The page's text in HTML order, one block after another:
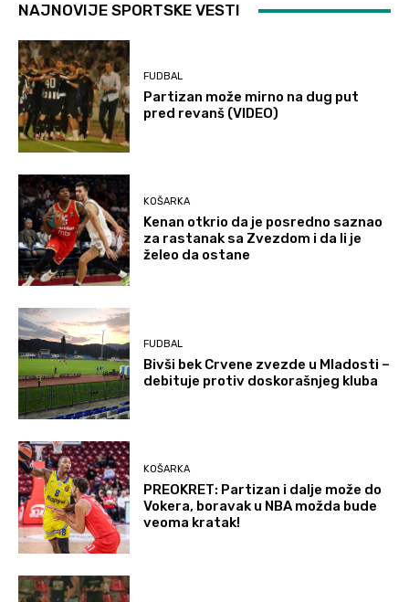
NAJNOVIJE SPORTSKE VESTI
FUDBAL
Partizan može mirno na dug put
pred revanš (VIDEO)
KOŠARKA
Kenan otkrio da je posredno saznao
za rastanak sa Zvezdom i da li je
želeo da ostane
FUDBAL
Bivši bek Crvene zvezde u Mladosti –
debituje protiv doskorašnjeg kluba
KOŠARKA
PREOKRET: Partizan i dalje može do
Vokera, boravak u NBA možda bude
veoma kratak!